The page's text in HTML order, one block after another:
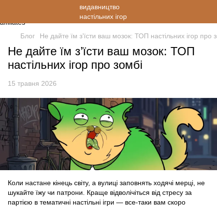
Блог Не дайте їм з’їсти ваш мозок: ТОП настільних ігор про
Не дайте їм з’їсти ваш мозок: ТОП
настільних ігор про зомбі
15 травня 2026
Коли настане кінець світу, а вулиці заповнять ходячі мерці, не
шукайте їжу чи патрони. Краще відволічіться від стресу за
партією в тематичні настільні ігри — все-таки вам скоро